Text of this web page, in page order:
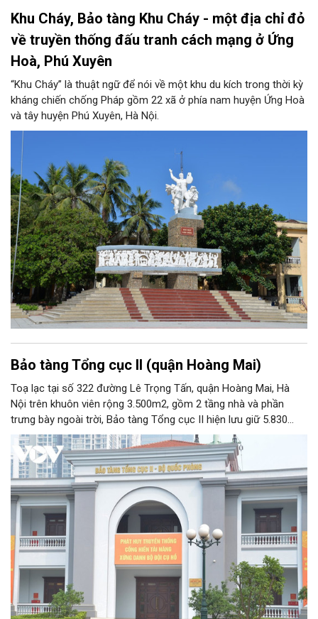
Khu Cháy, Bảo tàng Khu Cháy - một địa chỉ đỏ
về truyền thống đấu tranh cách mạng ở Ứng
Hoà, Phú Xuyên
“Khu Cháy” là thuật ngữ để nói về một khu du kích trong thời kỳ
kháng chiến chống Pháp gồm 22 xã ở phía nam huyện Ứng Hoà
và tây huyện Phú Xuyên, Hà Nội.
Bảo tàng Tổng cục II (quận Hoàng Mai)
Toạ lạc tại số 322 đường Lê Trọng Tấn, quận Hoàng Mai, Hà
Nội trên khuôn viên rộng 3.500m2, gồm 2 tầng nhà và phần
trưng bày ngoài trời, Bảo tàng Tổng cục II hiện lưu giữ 5.830
hiện vật, trong đó có nhiều hiện vật quý hiếm gắn liền với cuộc
đời hoạt động của nhiều chiến sĩ tình báo xuất sắc của Quân
đội nhân dân Việt Nam. Với chức năng phục vụ công tác nghiên
cứu, tham quan học tập, giáo dục truyền thống, Bảo tàng Tổng
cục II chính thức được Bộ Văn hoá - Thông tin công nhận nằm
trong hệ thống các bảo tàng cấp 2 toàn quân.